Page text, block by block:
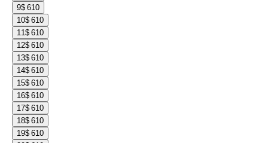
9$ 610
10$ 610
11$ 610
12$ 610
13$ 610
14$ 610
15$ 610
16$ 610
17$ 610
18$ 610
19$ 610